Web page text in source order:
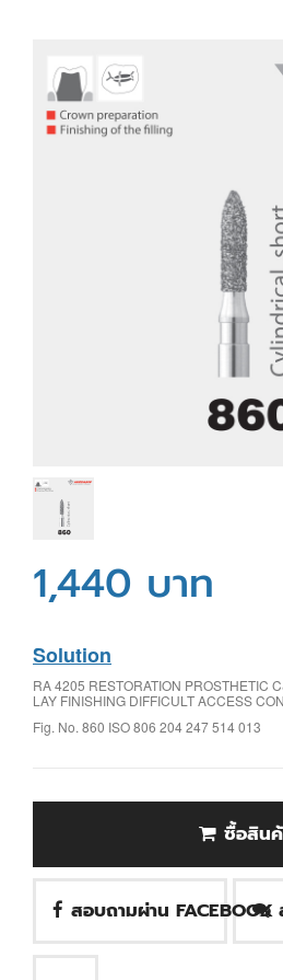
1,440 บาท
Solution
RA 4205 RESTORATION PROSTHETIC
LAY FINISHING DIFFICULT ACCESS
Fig. No. 860 ISO 806 204 247 514 013
ซื้อสิน
สอบถามผ่าน FACEBOOK